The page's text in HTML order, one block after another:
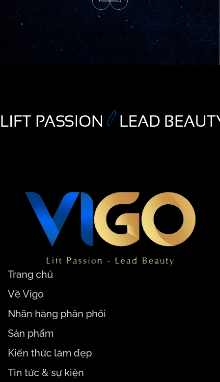
TẤT CẢ SẢN PHẨM TẤT CẢ SẢN PHẨM TẤT CẢ SẢN PHẨM TẤT CẢ
LIFT PASSION LEAD
Trang chủ
Về Vigo
Nhãn hàng phân phối
Sản phẩm
Kiến thức làm đẹp
Tin tức & sự kiện